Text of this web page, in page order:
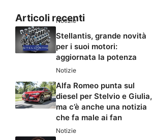
Articoli recenti
Notizie
Stellantis, grande novità
per i suoi motori:
aggiornata la potenza
Notizie
Alfa Romeo punta sul
diesel per Stelvio e Giulia,
ma c’è anche una notizia
che fa male ai fan
Notizie